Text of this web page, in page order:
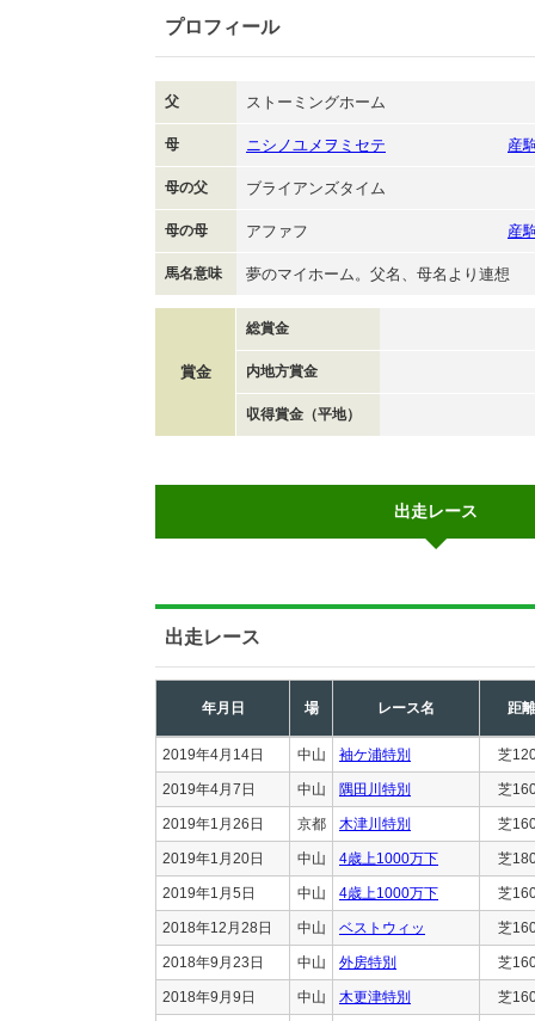
プロフィール
父 ストーミングホーム
母 ニシノユメヲミセテ 産
母の父 ブライアンズタイム
母の母 アファフ 産
馬名意味 夢のマイホーム。父名、母名より連想
賞金
総賞金
内地方賞金
収得賞金（平地）
出走レース
出走レース
年月日 場 レース名 距離
2019年4月14日 中山 袖ケ浦特別 芝
2019年4月7日 中山 隅田川特別 芝
2019年1月26日 京都 木津川特別 芝
2019年1月20日 中山 4歳上1000万下 芝
2019年1月5日 中山 4歳上1000万下 芝
2018年12月28日 中山 ベストウィッ 芝
2018年9月23日 中山 外房特別 芝
2018年9月9日 中山 木更津特別 芝